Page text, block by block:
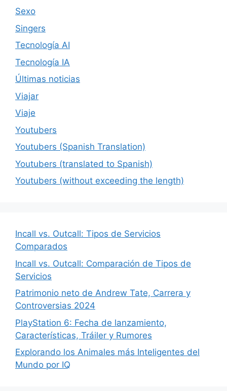
Sexo
Singers
Tecnología AI
Tecnología IA
Últimas noticias
Viajar
Viaje
Youtubers
Youtubers (Spanish Translation)
Youtubers (translated to Spanish)
Youtubers (without exceeding the length)
Incall vs. Outcall: Tipos de Servicios
Comparados
Incall vs. Outcall: Comparación de Tipos de
Servicios
Patrimonio neto de Andrew Tate, Carrera y
Controversias 2024
PlayStation 6: Fecha de lanzamiento,
Características, Tráiler y Rumores
Explorando los Animales más Inteligentes del
Mundo por IQ